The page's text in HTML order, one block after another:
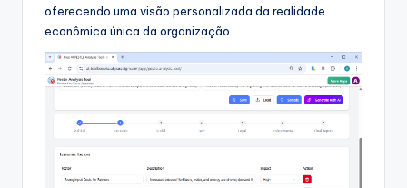
oferecendo uma visão personalizada da realidade
econômica única da organização.